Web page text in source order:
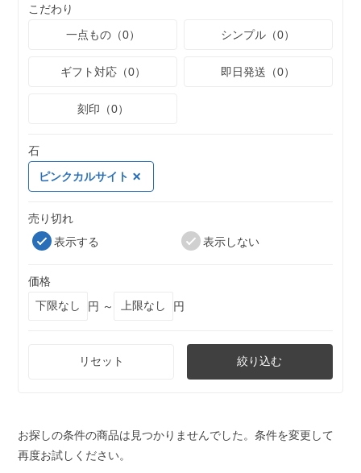
こだわり
一点もの（0）
シンプル（0）
ギフト対応（0） 即日発送（0）
刻印（0）
石
ピンクカルサイト
売り切れ
表示する
表示しない
価格
円 ～
円
リセット 絞り込む
お探しの条件の商品は見つかりませんでした。条件を変更して
再度お試しください。